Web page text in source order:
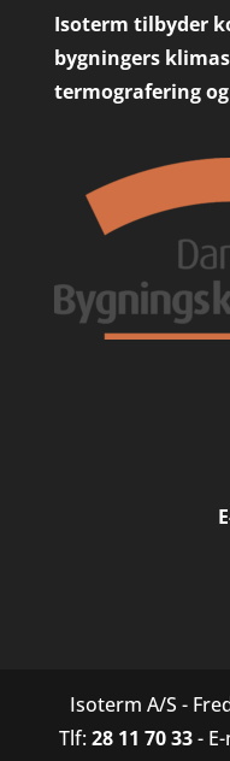
Isoterm tilbyder
bygningers
termografering
Isoterm A/S -
Tlf: 28 11 70 33- E-